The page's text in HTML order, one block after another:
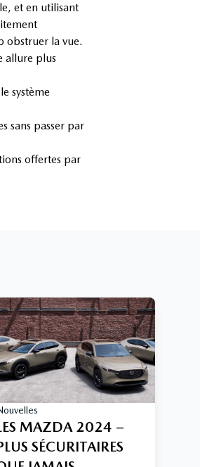
et en utilisant
obstruer la vue.
allure plus
système
sans passer par
offertes par
MAZDA 2024 –
SÉCURITAIRES